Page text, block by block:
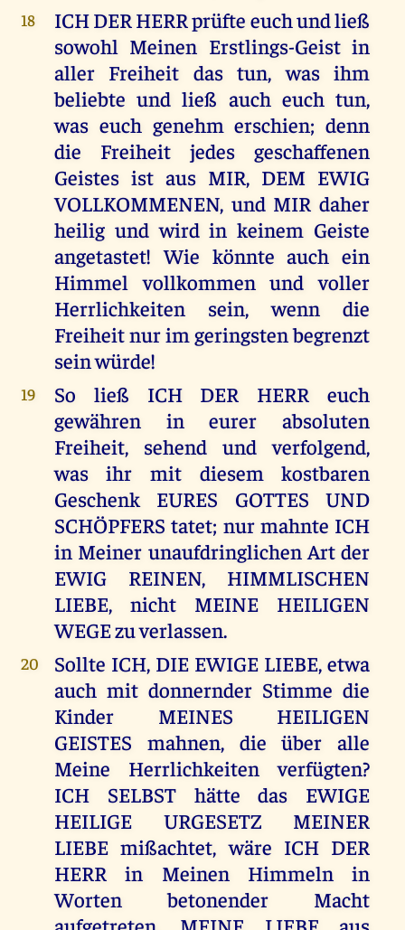
18
ICH DER HERR prüfte euch und ließ
sowohl Meinen Erstlings-Geist in
aller Freiheit das tun, was ihm
beliebte und ließ auch euch tun,
was euch genehm erschien; denn
die Freiheit jedes geschaffenen
Geistes ist aus MIR, DEM EWIG
VOLLKOMMENEN, und MIR daher
heilig und wird in keinem Geiste
angetastet! Wie könnte auch ein
Himmel vollkommen und voller
Herrlichkeiten sein, wenn die
Freiheit nur im geringsten begrenzt
sein würde!
19
So ließ ICH DER HERR euch
gewähren in eurer absoluten
Freiheit, sehend und verfolgend,
was ihr mit diesem kostbaren
Geschenk EURES GOTTES UND
SCHÖPFERS tatet; nur mahnte ICH
in Meiner unaufdringlichen Art der
EWIG REINEN, HIMMLISCHEN
LIEBE, nicht MEINE HEILIGEN
WEGE zu verlassen.
20
Sollte ICH, DIE EWIGE LIEBE, etwa
auch mit donnernder Stimme die
Kinder MEINES HEILIGEN
GEISTES mahnen, die über alle
Meine Herrlichkeiten verfügten?
ICH SELBST hätte das EWIGE
HEILIGE URGESETZ MEINER
LIEBE mißachtet, wäre ICH DER
HERR in Meinen Himmeln in
Worten betonender Macht